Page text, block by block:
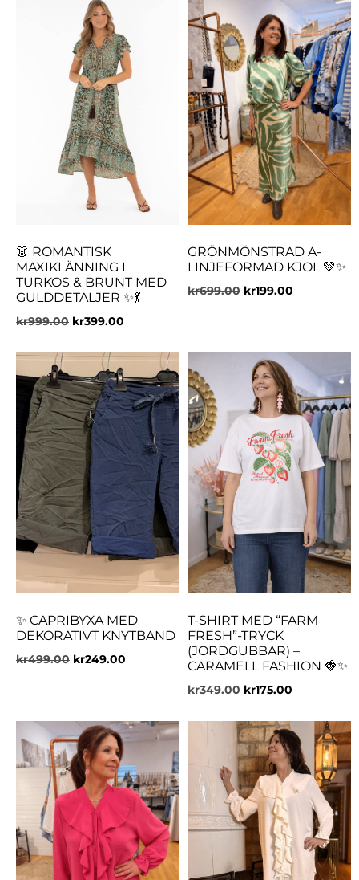
👗 ROMANTISK
MAXIKLÄNNING I
TURKOS & BRUNT MED
GULDDETALJER ✨💃
kr999.00 kr399.00
GRÖNMÖNSTRAD A-
LINJEFORMAD KJOL 💚✨
kr699.00 kr199.00
✨ CAPRIBYXA MED
DEKORATIVT KNYTBAND
kr499.00 kr249.00
T-SHIRT MED “FARM
FRESH”-TRYCK
(JORDGUBBAR) –
CARAMELL FASHION 🍓✨
kr349.00 kr175.00